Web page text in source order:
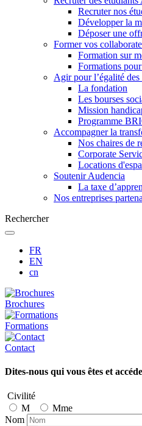
Recruter nos
Développer la
Déposer une
Former vos
Formation sur
Formations
Agir pour l’égalité des
La fondation
Les bourses
Mission
Programme
Accompagner la
Nos chaires de
Corporate
Locations
Soutenir Audencia
La taxe
Nos entreprises
Rechercher
FR
EN
cn
Brochures
Formations
Contact
Dites-nous qui vous êtes et
Civilité
M
Mme
Nom